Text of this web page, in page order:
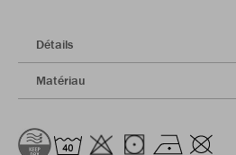
Détails
Matériau